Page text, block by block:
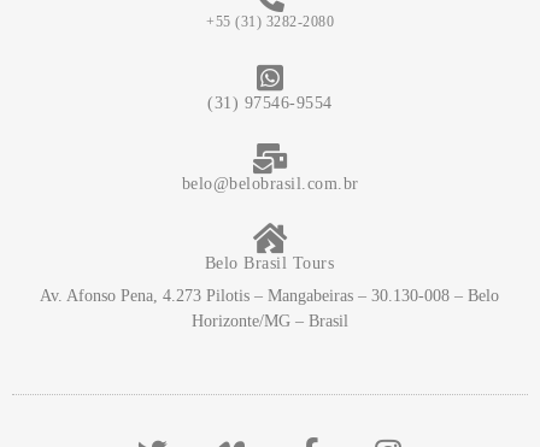
+55 (31) 3282-2080
(31) 97546-9554
belo@belobrasil.com.br
Belo Brasil Tours
Av. Afonso Pena, 4.273 Pilotis – Mangabeiras – 30.130-008 – Belo
Horizonte/MG – Brasil